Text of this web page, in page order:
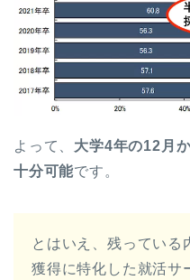
よって、 大学4年の12月
十分可能です。
とはいえ、残っている
獲得に特化した就活サ